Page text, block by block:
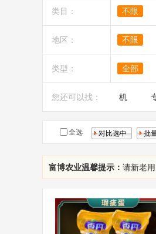
类目： 不限
地区： 不限
类型： 全部
您还可以找： 机
工程
全选
富博农业温馨提示： 请新老